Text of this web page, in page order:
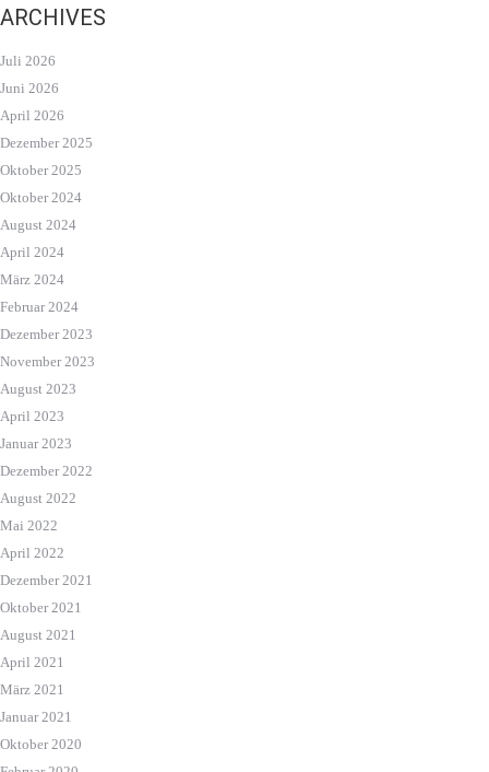
ARCHIVES
Juli 2026
Juni 2026
April 2026
Dezember 2025
Oktober 2025
Oktober 2024
August 2024
April 2024
März 2024
Februar 2024
Dezember 2023
November 2023
August 2023
April 2023
Januar 2023
Dezember 2022
August 2022
Mai 2022
April 2022
Dezember 2021
Oktober 2021
August 2021
April 2021
März 2021
Januar 2021
Oktober 2020